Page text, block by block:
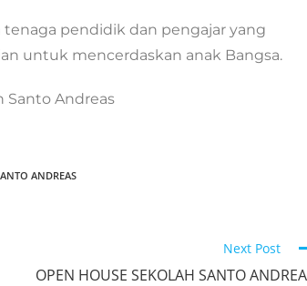
tenaga pendidik dan pengajar yang
untuk mencerdaskan anak Bangsa.
Santo Andreas
ANDREAS
Next Post
OPEN HOUSE SEKOLAH SANTO